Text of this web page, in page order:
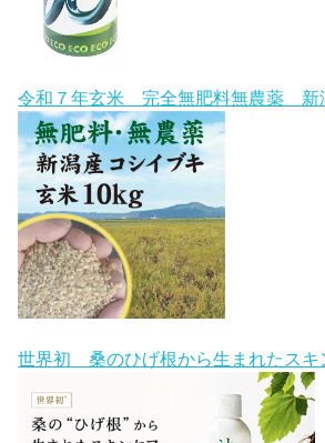
令和７年玄米 完全無肥料無農薬 新
世界初 桑のひげ根から生まれたスキ